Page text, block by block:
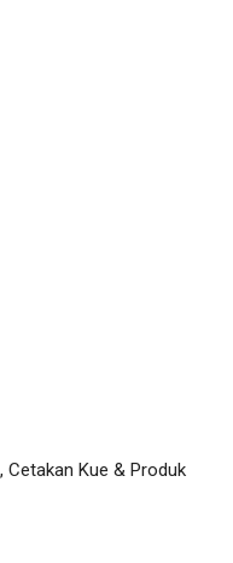
Cetakan Kue & Produk